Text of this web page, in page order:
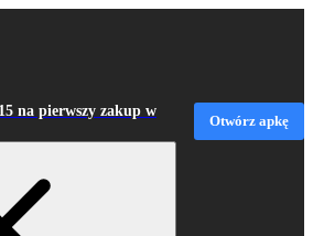
na pierwszy zakup w
Otwórz apkę